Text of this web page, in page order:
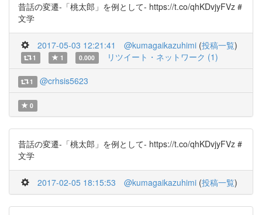
昔話の変遷-「桃太郎」を例として- https://t.co/qhKDvjyFVz #
文学
2017-05-03 12:21:41 @kumagaikazuhimi (投稿一覧)
1 1 0.000 リツイート・ネットワーク (1)
1 @crhsis5623
0
昔話の変遷-「桃太郎」を例として- https://t.co/qhKDvjyFVz #
文学
2017-02-05 18:15:53 @kumagaikazuhimi (投稿一覧)